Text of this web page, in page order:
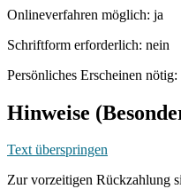
Onlineverfahren möglich: ja
Schriftform erforderlich: nein
Persönliches Erscheinen nötig:
Hinweise
Text überspringen
Zur vorzeitigen Rückzahlung